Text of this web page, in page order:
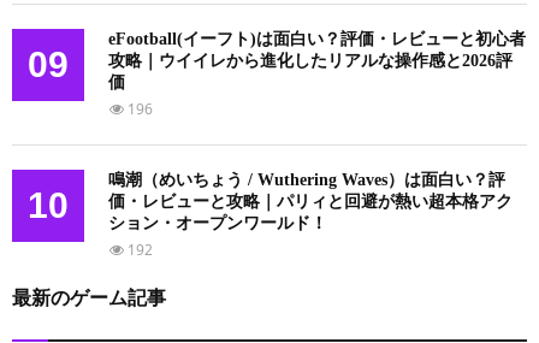
09
eFootball(イーフト)は面白い？評価・レビューと初心者
攻略｜ウイイレから進化したリアルな操作感と2026評
価
196
10
鳴潮（めいちょう / Wuthering Waves）は面白い？評
価・レビューと攻略｜パリィと回避が熱い超本格アク
ション・オープンワールド！
192
最新のゲーム記事